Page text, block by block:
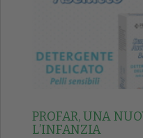
PROFAR, UNA
L’INFANZIA